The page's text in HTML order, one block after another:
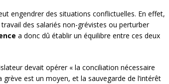
engendrer des situations conflictuelles. En effet,
des salariés non-grévistes ou perturber
a donc dû établir un équilibre entre ces deux
devait opérer « la conciliation nécessaire
est un moyen, et la sauvegarde de l’intérêt